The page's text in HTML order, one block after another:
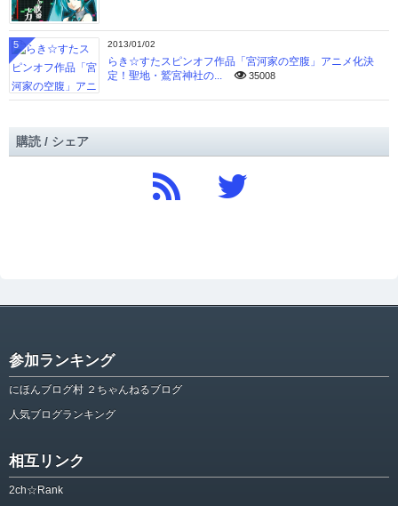
2013/01/02
らき☆すたスピンオフ作品「宮河家の空腹」アニメ化決
定！聖地・鷲宮神社の...
35008
5
購読 / シェア
参加ランキング
にほんブログ村 ２ちゃんねるブログ
人気ブログランキング
相互リンク
2ch☆Rank